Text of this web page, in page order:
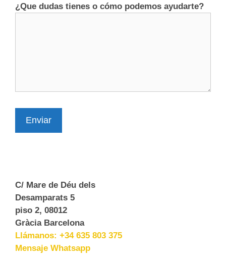
¿Que dudas tienes o cómo podemos ayudarte?
Enviar
C/ Mare de Déu dels
Desamparats 5
piso 2, 08012
Gràcia Barcelona
Llámanos: +34 635 803 375
Mensaje Whatsapp